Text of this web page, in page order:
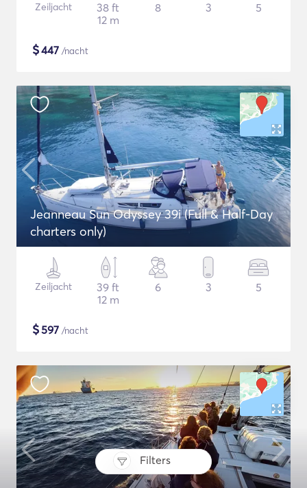
Filters
Zeiljacht
38 ft
12 m
8 3 5
$447 /nacht
Jeanneau Sun Odyssey 39i (Full & Half-Day
charters only)
Zeiljacht
39 ft
12 m
6 3 5
$597 /nacht